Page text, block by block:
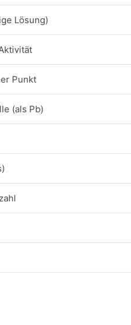
Lösung)
Punkt
(als Pb)